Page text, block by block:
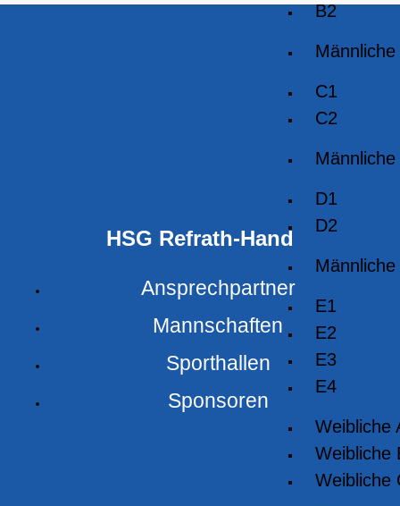
B2
C1
C2
D1
D2
E1
E2
E3
E4
Weibliche
Weibliche
Weibliche
HSG Refrath-Hand
Ansprechpartner
Mannschaften
Sporthallen
Sponsoren